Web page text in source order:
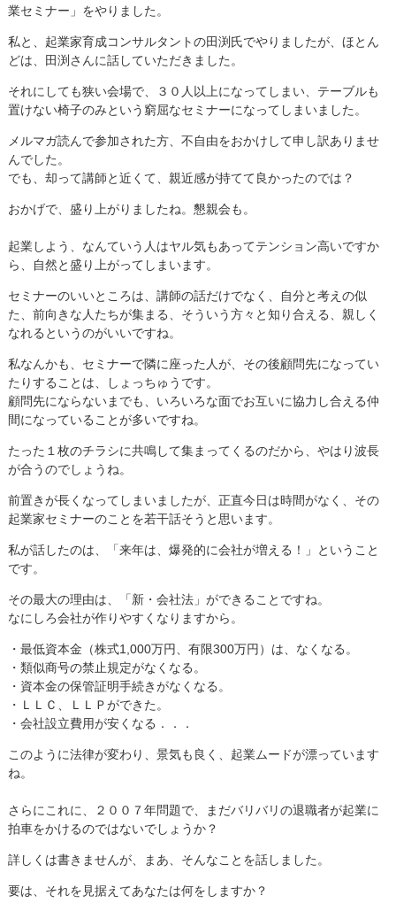
業セミナー」をやりました。
私と、起業家育成コンサルタントの田渕氏でやりましたが、ほとん
どは、田渕さんに話していただきました。
それにしても狭い会場で、３０人以上になってしまい、テーブルも
置けない椅子のみという窮屈なセミナーになってしまいました。
メルマガ読んで参加された方、不自由をおかけして申し訳ありませ
んでした。
でも、却って講師と近くて、親近感が持てて良かったのでは？
おかげで、盛り上がりましたね。懇親会も。
起業しよう、なんていう人はヤル気もあってテンション高いですか
ら、自然と盛り上がってしまいます。
セミナーのいいところは、講師の話だけでなく、自分と考えの似
た、前向きな人たちが集まる、そういう方々と知り合える、親しく
なれるというのがいいですね。
私なんかも、セミナーで隣に座った人が、その後顧問先になってい
たりすることは、しょっちゅうです。
顧問先にならないまでも、いろいろな面でお互いに協力し合える仲
間になっていることが多いですね。
たった１枚のチラシに共鳴して集まってくるのだから、やはり波長
が合うのでしょうね。
前置きが長くなってしまいましたが、正直今日は時間がなく、その
起業家セミナーのことを若干話そうと思います。
私が話したのは、「来年は、爆発的に会社が増える！」ということ
です。
その最大の理由は、「新・会社法」ができることですね。
なにしろ会社が作りやすくなりますから。
・最低資本金（株式1,000万円、有限300万円）は、なくなる。
・類似商号の禁止規定がなくなる。
・資本金の保管証明手続きがなくなる。
・ＬＬＣ、ＬＬＰができた。
・会社設立費用が安くなる．．．
このように法律が変わり、景気も良く、起業ムードが漂っています
ね。
さらにこれに、２００７年問題で、まだバリバリの退職者が起業に
拍車をかけるのではないでしょうか？
詳しくは書きませんが、まあ、そんなことを話しました。
要は、それを見据えてあなたは何をしますか？